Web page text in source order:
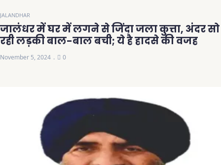
JALANDHAR
जालंधर में घर में लगने से जिंदा जला कुत्ता, अंदर सो
रही लड़की बाल-बाल बची; ये है हादसे की वजह
November 5, 2024 0